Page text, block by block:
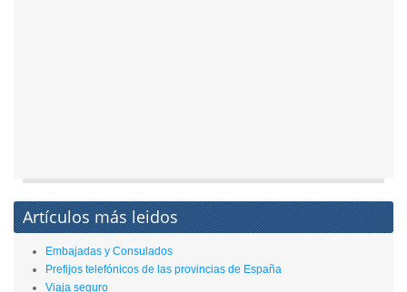
Artículos más leidos
Embajadas y Consulados
Prefijos telefónicos de las provincias de España
Viaja seguro